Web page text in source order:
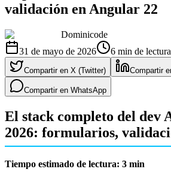
validación en Angular 22
Dominicode
31 de mayo de 2026
6 min de lectura
Compartir en X (Twitter) Compartir
Compartir en WhatsApp
El stack completo del dev
2026: formularios,
Tiempo estimado de lectura: 3 min